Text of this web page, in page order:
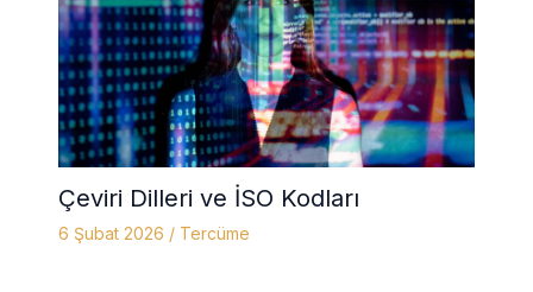
Çeviri Dilleri ve İSO Kodları
6 Şubat 2026 / Tercüme